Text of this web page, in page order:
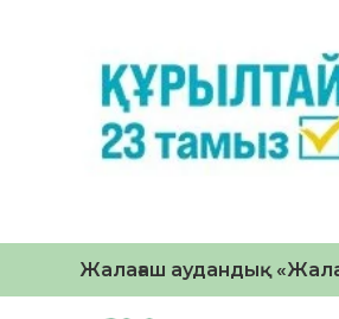
Жалағаш аудандық